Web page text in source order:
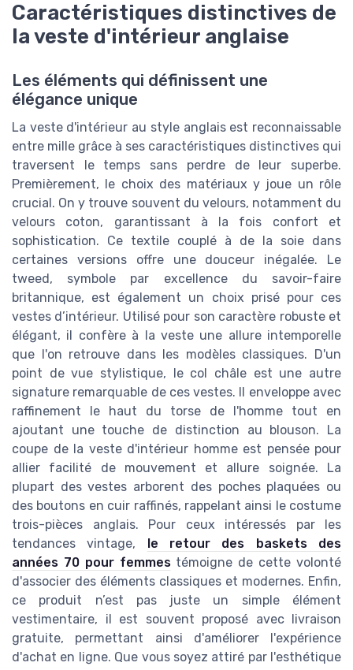
Caractéristiques distinctives de
la veste d'intérieur anglaise
Les éléments qui définissent une
élégance unique
La veste d'intérieur au style anglais est reconnaissable
entre mille grâce à ses caractéristiques distinctives qui
traversent le temps sans perdre de leur superbe.
Premièrement, le choix des matériaux y joue un rôle
crucial. On y trouve souvent du velours, notamment du
velours coton, garantissant à la fois confort et
sophistication. Ce textile couplé à de la soie dans
certaines versions offre une douceur inégalée. Le
tweed, symbole par excellence du savoir-faire
britannique, est également un choix prisé pour ces
vestes d’intérieur. Utilisé pour son caractère robuste et
élégant, il confère à la veste une allure intemporelle
que l'on retrouve dans les modèles classiques. D'un
point de vue stylistique, le col châle est une autre
signature remarquable de ces vestes. Il enveloppe avec
raffinement le haut du torse de l'homme tout en
ajoutant une touche de distinction au blouson. La
coupe de la veste d'intérieur homme est pensée pour
allier facilité de mouvement et allure soignée. La
plupart des vestes arborent des poches plaquées ou
des boutons en cuir raffinés, rappelant ainsi le costume
trois-pièces anglais. Pour ceux intéressés par les
tendances vintage,
le retour des baskets des
années 70 pour femmestémoigne de cette volonté
d'associer des éléments classiques et modernes. Enfin,
ce produit n’est pas juste un simple élément
vestimentaire, il est souvent proposé avec livraison
gratuite, permettant ainsi d'améliorer l'expérience
d'achat en ligne. Que vous soyez attiré par l'esthétique